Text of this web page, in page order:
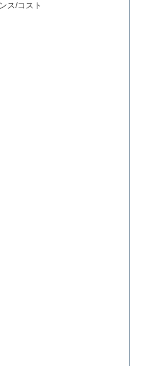
ス/コスト